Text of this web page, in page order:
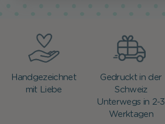
Handgezeichnet
mit Liebe
Gedruckt in der
Schweiz
Unterwegs in 2-3
Werktagen